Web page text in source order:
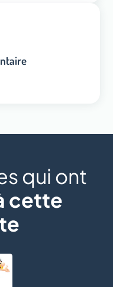
qui ont
cette